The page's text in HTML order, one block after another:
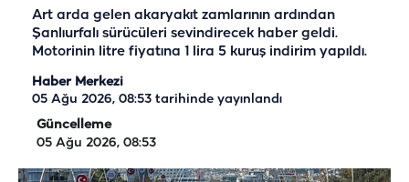
Art arda gelen akaryakıt zamlarının ardından
Şanlıurfalı sürücüleri sevindirecek haber geldi.
Motorinin litre fiyatına 1 lira 5 kuruş indirim yapıldı.
Haber Merkezi
05 Ağu 2026, 08:53 tarihinde yayınlandı
Güncelleme
05 Ağu 2026, 08:53